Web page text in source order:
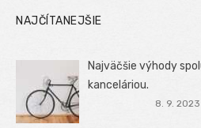
NAJČÍTANEJŠIE
Najväčšie výhody
kanceláriou.
8. 9. 2023